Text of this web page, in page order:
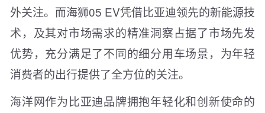
外关注。而海狮05 EV凭借比亚迪领先的新能源技
术，及其对市场需求的精准洞察占据了市场先发
优势，充分满足了不同的细分用车场景，为年轻
消费者的出行提供了全方位的关注。
海洋网作为比亚迪品牌拥抱年轻化和创新使命的